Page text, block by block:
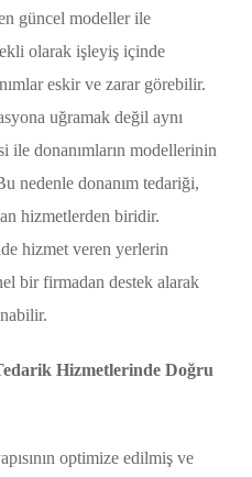
güncel modeller ile
olarak işleyiş içinde
eskir ve zarar görebilir.
uğramak değil aynı
ile donanımların modellerinin
nedenle donanım tedariği,
hizmetlerden biridir.
hizmet veren yerlerin
bir firmadan destek alarak
Hizmetlerinde Doğru
optimize edilmiş ve